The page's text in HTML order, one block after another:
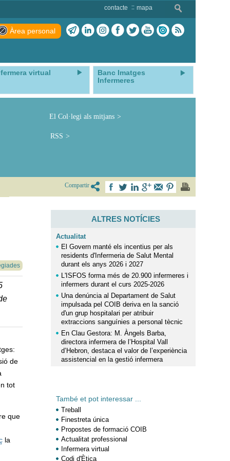
contacte mapa
Àrea personal
virtual
Banc Imatges
Infermeres
El Col·legi als mitjans
RSS
Compartir
de
tot
que
la
ALTRES NOTÍCIES
Actualitat
El Govern manté els incentius per als
residents d'Infermeria de Salut Mental
durant els anys 2026 i 2027
L'ISFOS forma més de 20.900 infermeres i
infermers durant el curs 2025-2026
Una denúncia al Departament de Salut
impulsada pel COIB deriva en la sanció
d'un grup hospitalari per atribuir
extraccions sanguínies a personal tècnic
En Clau Gestora: M. Àngels Barba,
directora infermera de l’Hospital Vall
d’Hebron, destaca el valor de l’experiència
assistencial en la gestió infermera
També et pot interessar ...
Treball
Finestreta única
Propostes de formació COIB
Actualitat professional
Infermera virtual
Codi d'Ètica